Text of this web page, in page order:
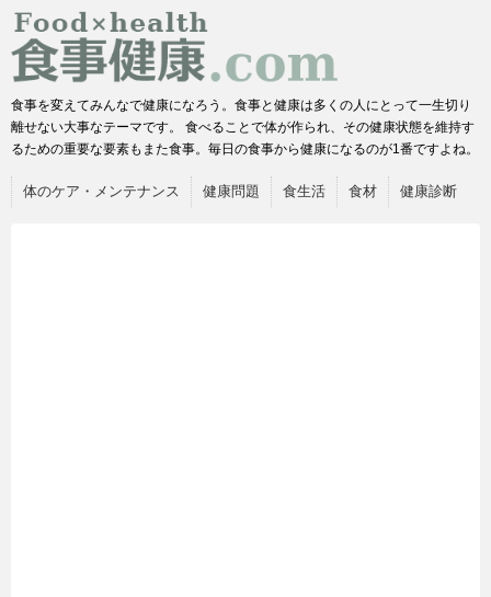
食事を変えてみんなで健康になろう。食事と健康は多くの人にとって一生切り
離せない大事なテーマです。 食べることで体が作られ、その健康状態を維持す
るための重要な要素もまた食事。毎日の食事から健康になるのが1番ですよね。
体のケア・メンテナンス 健康問題 食生活 食材 健康診断